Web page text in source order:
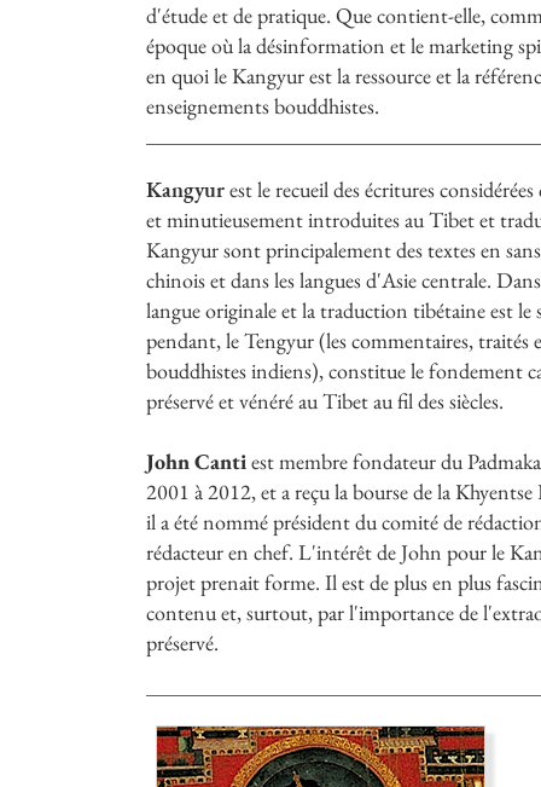
d'étude et de pratique. Que contient-elle,
époque où la désinformation et le marketing
en quoi le Kangyur est la ressource et la
enseignements bouddhistes.
Kangyurest le recueil des écritures
et minutieusement introduites au Tibet et
Kangyur sont principalement des textes en
chinois et dans les langues d'Asie centrale.
langue originale et la traduction tibétaine est
pendant, le Tengyur (les commentaires, traités
bouddhistes indiens), constitue le fondement
préservé et vénéré au Tibet au fil des siècles.
John Cantiest membre fondateur du
2001 à 2012, et a reçu la bourse de la
il a été nommé président du comité de
rédacteur en chef. L'intérêt de John pour le
projet prenait forme. Il est de plus en plus
contenu et, surtout, par l'importance de
préservé.